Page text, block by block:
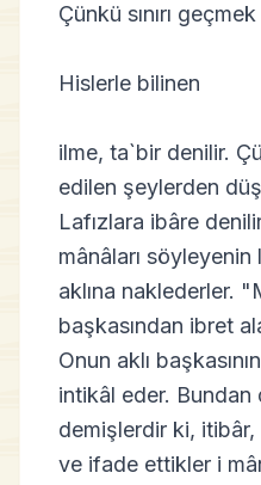
Çünkü sınırı
Hislerle bilinen
ilme, ta`bir denilir.
edilen şeylerden
Lafızlara ibâre
mânâları söyleyenin
aklına naklederler.
başkasından ibret
Onun aklı
intikâl eder. Bundan
demişlerdir ki, itibâr,
ve ifade ettikler i